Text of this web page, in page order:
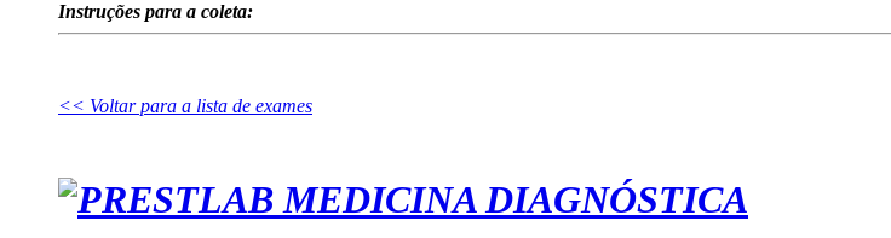
Instruções para a coleta:
<< Voltar para a lista de exames